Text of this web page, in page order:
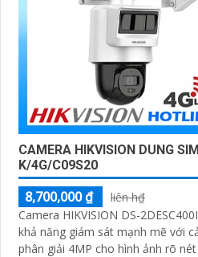
CAMERA HIKVISION DUNG
K/4G/C09S20
8,700,000 ₫
liên h₫
Camera HIKVISION DS-
khả năng giám sát mạnh mẽ với
phân giải 4MP cho hình ảnh rõ